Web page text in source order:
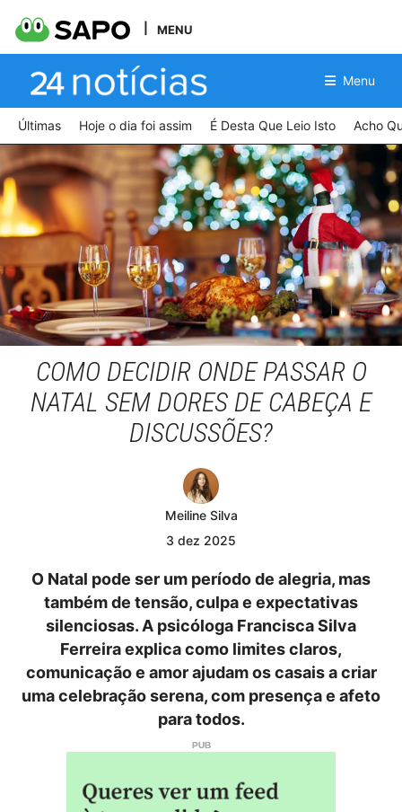
MENU
Menu
Últimas Hoje o dia foi assim É Desta Que Leio Isto Acho
COMO DECIDIR ONDE PASSAR O
NATAL SEM DORES DE CABEÇA E
DISCUSSÕES?
Meiline Silva
3 dez 2025
O Natal pode ser um período de alegria, mas
também de tensão, culpa e expectativas
silenciosas. A psicóloga Francisca Silva
Ferreira explica como limites claros,
comunicação e amor ajudam os casais a criar
uma celebração serena, com presença e afeto
para todos.
Canva